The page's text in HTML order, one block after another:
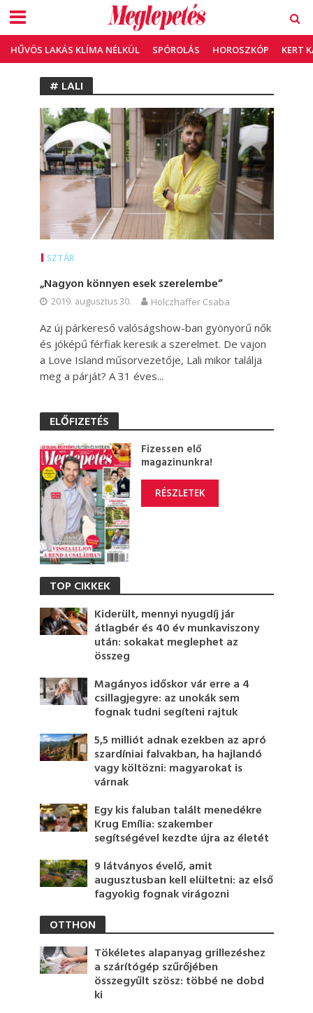
HŰVÖS LAKÁS KLÍMA NÉLKÜL SPÓROLÁS HOROSZKÓP KERT
# LALI
SZTÁR
„Nagyon könnyen esek szerelembe”
2019. augusztus 30. Holczhaffer Csaba
Az új párkereső valóságshow-ban gyönyörű nők
és jóképű férfiak keresik a szerelmet. De vajon
a Love Island műsorvezetője, Lali mikor találja
meg a párját? A 31 éves...
ELŐFIZETÉS
Fizessen elő
magazinunkra!
RÉSZLETEK
TOP CIKKEK
Kiderült, mennyi nyugdíj jár
átlagbér és 40 év munkaviszony
után: sokakat meglephet az
összeg
Magányos időskor vár erre a 4
csillagjegyre: az unokák sem
fognak tudni segíteni rajtuk
5,5 milliót adnak ezekben az apró
szardíniai falvakban, ha hajlandó
vagy költözni: magyarokat is
várnak
Egy kis faluban talált menedékre
Krug Emília: szakember
segítségével kezdte újra az életét
9 látványos évelő, amit
augusztusban kell elültetni: az első
fagyokig fognak virágozni
OTTHON
Tökéletes alapanyag grillezéshez
a szárítógép szűrőjében
összegyűlt szösz: többé ne dobd
ki